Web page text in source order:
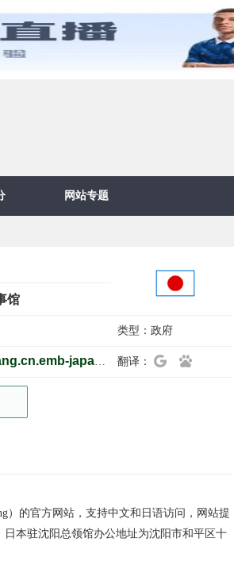
网站专题
馆
类型： 政府
japan.go.jp/cn/ 翻译：
）的官方网站，支持中文和日语访问，网站提
本驻沈阳总领馆办公地址为沈阳市和平区十